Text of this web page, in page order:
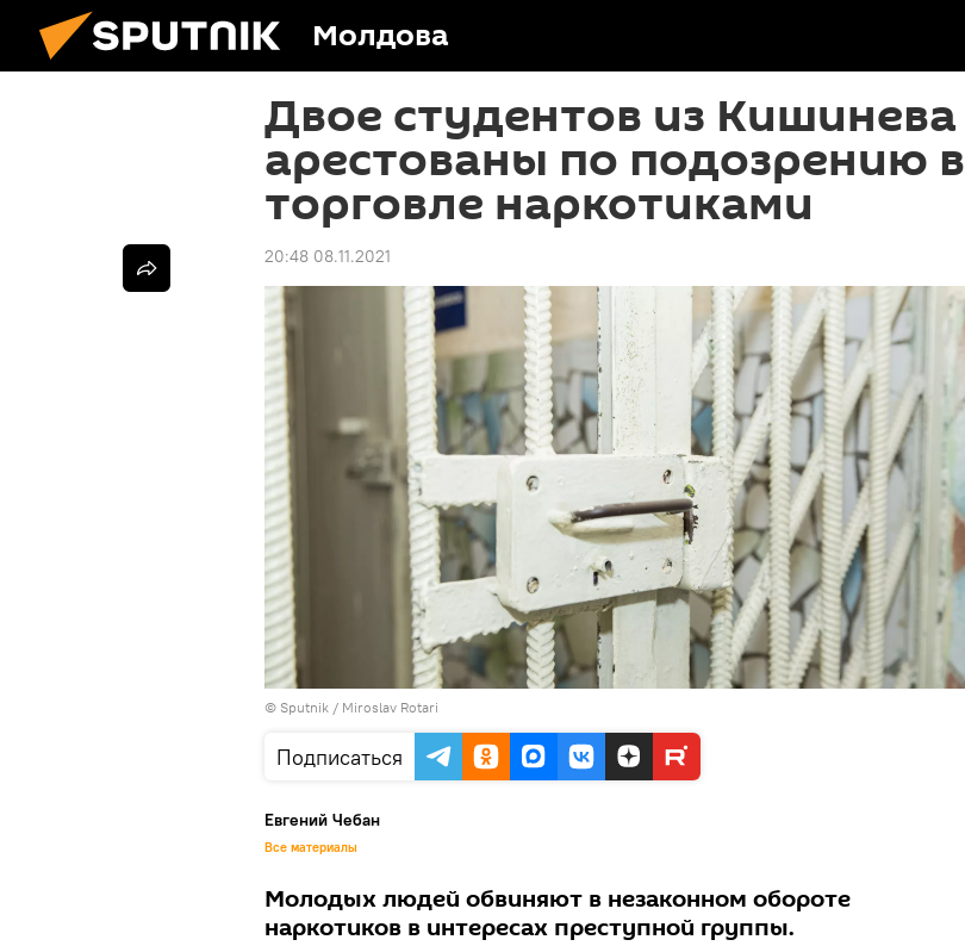
Молдова
Двое студентов из Кишинева
арестованы по подозрению в
торговле наркотиками
20:48 08.11.2021
© Sputnik / Miroslav Rotari
Подписаться
Евгений Чебан
Все материалы
Молодых людей обвиняют в незаконном обороте
наркотиков в интересах преступной группы.